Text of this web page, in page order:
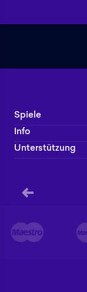
Spiele
Info
Unterstützung